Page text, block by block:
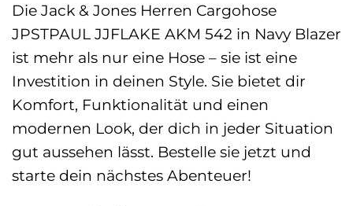
Die Jack & Jones Herren Cargohose
JPSTPAUL JJFLAKE AKM 542 in Navy Blazer
ist mehr als nur eine Hose – sie ist eine
Investition in deinen Style. Sie bietet dir
Komfort, Funktionalität und einen
modernen Look, der dich in jeder Situation
gut aussehen lässt. Bestelle sie jetzt und
starte dein nächstes Abenteuer!